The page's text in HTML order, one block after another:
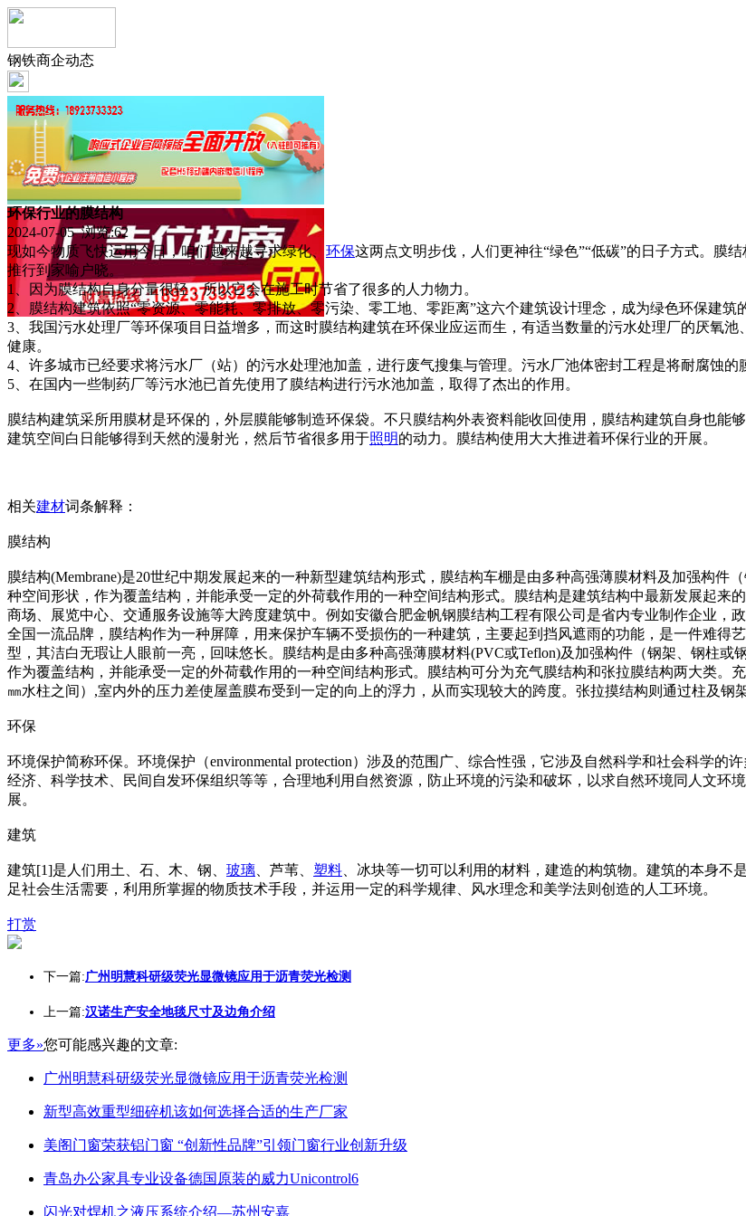
钢铁商企动态
环保行业的膜结构
2024-07-05 浏览:62
现如今物质飞快运用今日，咱们越来越寻求绿化、 环保这两点文明步伐，人们更神往“绿色”“低碳”的日子方式。膜
推行到家喻户晓。
1、因为膜结构自身分量很轻，所以它会在施工时节省了很多的人力物力。
2、膜结构建筑依照“零资源、零能耗、零排放、零污染、零工地、零距离”这六个建筑设计理念，成为绿色环保建筑
3、我国污水处理厂等环保项目日益增多，而这时膜结构建筑在环保业应运而生，有适当数量的污水处理厂的厌氧
健康。
4、许多城市已经要求将污水厂（站）的污水处理池加盖，进行废气搜集与管理。污水厂池体密封工程是将耐腐蚀的
5、在国内一些制药厂等污水池已首先使用了膜结构进行污水池加盖，取得了杰出的作用。
膜结构建筑采所用膜材是环保的，外层膜能够制造环保袋。不只膜结构外表资料能收回使用，膜结构建筑自身也能
建筑空间白日能够得到天然的漫射光，然后节省很多用于照明的动力。膜结构使用大大推进着环保行业的开展。
相关建材词条解释：
膜结构
膜结构(Membrane)是20世纪中期发展起来的一种新型建筑结构形式，膜结构车棚是由多种高强薄膜材料及加强构
种空间形状，作为覆盖结构，并能承受一定的外荷载作用的一种空间结构形式。膜结构是建筑结构中最新发展起来
商场、展览中心、交通服务设施等大跨度建筑中。例如安徽合肥金帆钢膜结构工程有限公司是省内专业制作企业，
全国一流品牌，膜结构作为一种屏障，用来保护车辆不受损伤的一种建筑，主要起到挡风遮雨的功能，是一件难得
型，其洁白无瑕让人眼前一亮，回味悠长。膜结构是由多种高强薄膜材料(PVC或Teflon)及加强构件（钢架、钢柱或
作为覆盖结构，并能承受一定的外荷载作用的一种空间结构形式。膜结构可分为充气膜结构和张拉膜结构两大类。
㎜水柱之间）,室内外的压力差使屋盖膜布受到一定的向上的浮力，从而实现较大的跨度。张拉摸结构则通过柱及钢
环保
环境保护简称环保。环境保护（environmental protection）涉及的范围广、综合性强，它涉及自然科学和社会科学的
经济、科学技术、民间自发环保组织等等，合理地利用自然资源，防止环境的污染和破坏，以求自然环境同人文环
展。
建筑
建筑[1]是人们用土、石、木、钢、 玻璃 、芦苇、 塑料 、冰块等一切可以利用的材料，建造的构筑物。建筑的本身不
足社会生活需要，利用所掌握的物质技术手段，并运用一定的科学规律、风水理念和美学法则创造的人工环境。
打赏
下一篇:广州明慧科研级荧光显微镜应用于沥青荧光检测
上一篇:汉诺生产安全地毯尺寸及边角介绍
更多»您可能感兴趣的文章:
广州明慧科研级荧光显微镜应用于沥青荧光检测
新型高效重型细碎机该如何选择合适的生产厂家
美阁门窗荣获铝门窗 “创新性品牌”引领门窗行业创新升级
青岛办公家具专业设备德国原装的威力Unicontrol6
闪光对焊机之液压系统介绍—苏州安嘉